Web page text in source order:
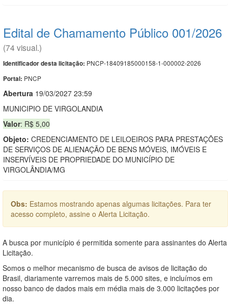
Edital de Chamamento Público 001/2026
(74 visual.)
Identificador desta licitação: PNCP-18409185000158-1-000002-2026
Portal: PNCP
Abertura 19/03/2027 23:59
MUNICIPIO DE VIRGOLANDIA
Valor: R$ 5,00
Objeto: CREDENCIAMENTO DE LEILOEIROS PARA PRESTAÇÕES
DE SERVIÇOS DE ALIENAÇÃO DE BENS MÓVEIS, IMÓVEIS E
INSERVÍVEIS DE PROPRIEDADE DO MUNICÍPIO DE
VIRGOLÂNDIA/MG
Obs: Estamos mostrando apenas algumas licitações. Para ter
acesso completo, assine o Alerta Licitação.
A busca por município é permitida somente para assinantes do Alerta
Licitação.
Somos o melhor mecanismo de busca de avisos de licitação do
Brasil, diariamente varremos mais de 5.000 sites, e incluímos em
nosso banco de dados mais em média mais de 3.000 licitações por
dia.